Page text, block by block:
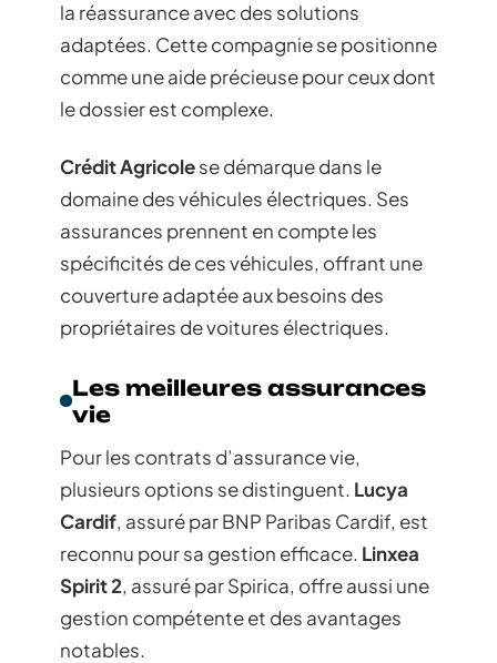
la réassurance avec des solutions
adaptées. Cette compagnie se positionne
comme une aide précieuse pour ceux dont
le dossier est complexe.
Crédit Agricolese démarque dans le
domaine des véhicules électriques. Ses
assurances prennent en compte les
spécificités de ces véhicules, offrant une
couverture adaptée aux besoins des
propriétaires de voitures électriques.
Les meilleures assurances
vie
Pour les contrats d’assurance vie,
plusieurs options se distinguent. Lucya
Cardif, assuré par BNP Paribas Cardif, est
reconnu pour sa gestion efficace. Linxea
Spirit 2, assuré par Spirica, offre aussi une
gestion compétente et des avantages
notables.